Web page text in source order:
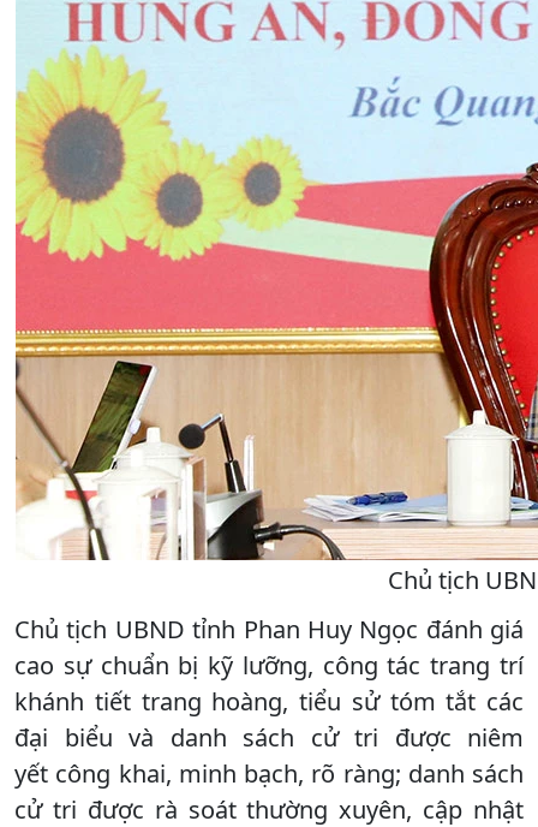
Chủ tịch
Chủ tịch UBND tỉnh Phan Huy Ngọc đánh giá
cao sự chuẩn bị kỹ lưỡng, công tác trang trí
khánh tiết trang hoàng, tiểu sử tóm tắt các
đại biểu và danh sách cử tri được niêm
yết công khai, minh bạch, rõ ràng; danh sách
cử tri được rà soát thường xuyên, cập nhật